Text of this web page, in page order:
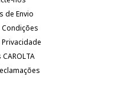
de Envio